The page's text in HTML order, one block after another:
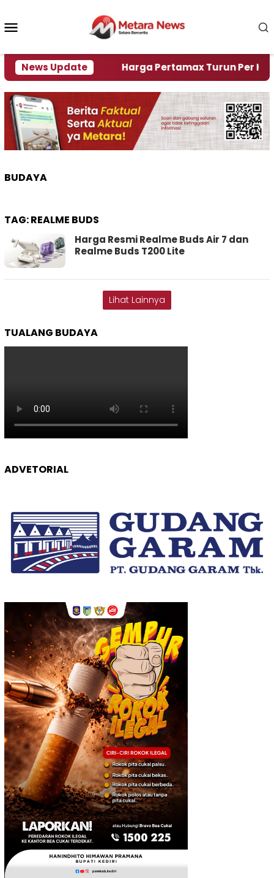
konten
News Update
Krisi Air Harga Pertamax Turun Per Hari Ini,
BUDAYA
TAG:REALME BUDS
Harga Resmi Realme Buds Air 7 dan
Realme Buds T200 Lite
Lihat Lainnya
TUALANG BUDAYA
ADVETORIAL